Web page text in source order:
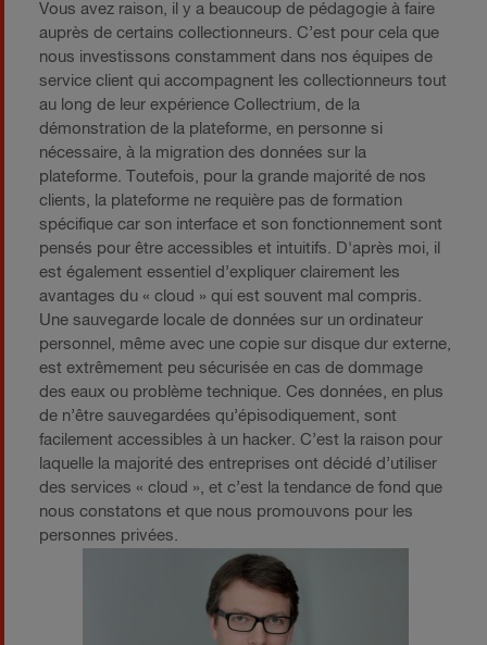
Vous avez raison, il y a beaucoup de pédagogie à faire
auprès de certains collectionneurs. C’est pour cela que
nous investissons constamment dans nos équipes de
service client qui accompagnent les collectionneurs tout
au long de leur expérience Collectrium, de la
démonstration de la plateforme, en personne si
nécessaire, à la migration des données sur la
plateforme. Toutefois, pour la grande majorité de nos
clients, la plateforme ne requière pas de formation
spécifique car son interface et son fonctionnement sont
pensés pour être accessibles et intuitifs. D'après moi, il
est également essentiel d’expliquer clairement les
avantages du « cloud » qui est souvent mal compris.
Une sauvegarde locale de données sur un ordinateur
personnel, même avec une copie sur disque dur externe,
est extrêmement peu sécurisée en cas de dommage
des eaux ou problème technique. Ces données, en plus
de n’être sauvegardées qu’épisodiquement, sont
facilement accessibles à un hacker. C’est la raison pour
laquelle la majorité des entreprises ont décidé d’utiliser
des services « cloud », et c’est la tendance de fond que
nous constatons et que nous promouvons pour les
personnes privées.